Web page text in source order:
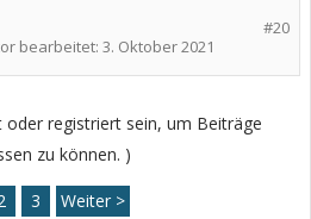
#20
bearbeitet: 3. Oktober 2021
registriert sein, um Beiträge
zu können. )
3 Weiter >